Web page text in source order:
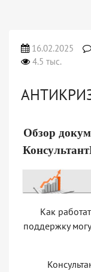
16.02.2025
4.5 тыс.
Обзор
Как
поддержку